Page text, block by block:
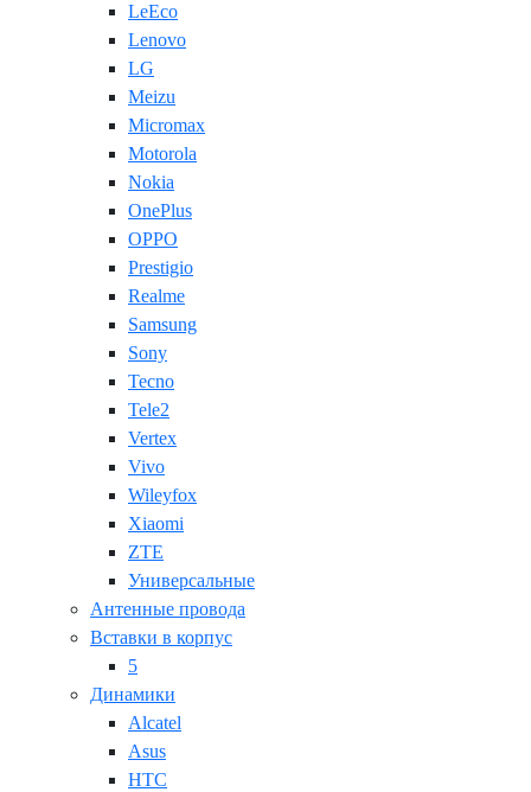
LeEco
Lenovo
LG
Meizu
Micromax
Motorola
Nokia
OnePlus
OPPO
Prestigio
Realme
Samsung
Sony
Tecno
Tele2
Vertex
Vivo
Wileyfox
Xiaomi
ZTE
Универсальные
Антенные провода
Вставки в корпус
5
Динамики
Alcatel
Asus
HTC